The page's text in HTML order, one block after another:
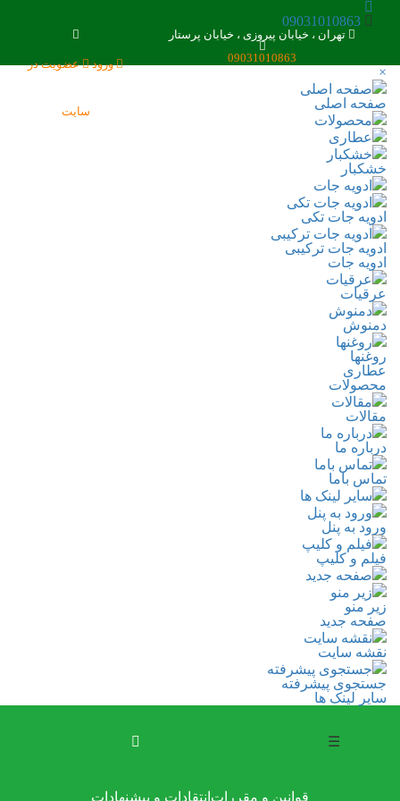
09031010863
تهران ، خیابان پیروزی ، خیابان پرستار
09031010863
ورود عضویت در
سایت
×
صفحه اصلی
صفحه اصلی
محصولات
عطاری
خشکبار
خشکبار
ادویه جات
ادویه جات تکی
ادویه جات تکی
ادویه جات ترکیبی
ادویه جات ترکیبی
ادویه جات
عرقیات
عرقیات
دمنوش
دمنوش
روغنها
روغنها
عطاری
محصولات
مقالات
مقالات
درباره ما
درباره ما
تماس باما
تماس باما
سایر لینک ها
ورود به پنل
ورود به پنل
فیلم و کلیپ
فیلم و کلیپ
صفحه جدید
زیر منو
زیر منو
صفحه جدید
نقشه سایت
نقشه سایت
جستجوی پیشرفته
جستجوی پیشرفته
سایر لینک ها
☰
قوانین و مقررات انتقادات و پیشنهادات